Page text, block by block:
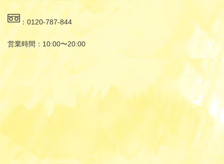
：0120-787-844
営業時間：10:00〜20:00